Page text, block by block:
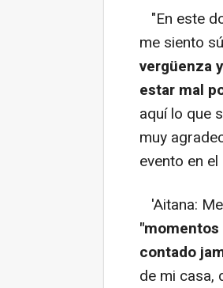
"En este
me siento
vergüenza
estar mal
aquí lo que
muy
evento en
'Aitana:
"momentos
contado
de mi casa,